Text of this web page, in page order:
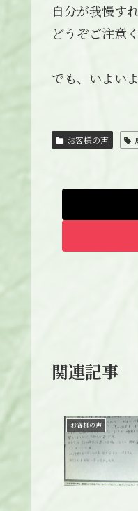
自分が我慢す
どうぞご注意
でも、いよい
お客様の声
関連記事
お客様の声